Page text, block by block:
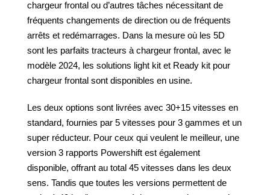
chargeur frontal ou d’autres tâches nécessitant de
fréquents changements de direction ou de fréquents
arrêts et redémarrages. Dans la mesure où les 5D
sont les parfaits tracteurs à chargeur frontal, avec le
modèle 2024, les solutions light kit et Ready kit pour
chargeur frontal sont disponibles en usine.
Les deux options sont livrées avec 30+15 vitesses en
standard, fournies par 5 vitesses pour 3 gammes et un
super réducteur. Pour ceux qui veulent le meilleur, une
version 3 rapports Powershift est également
disponible, offrant au total 45 vitesses dans les deux
sens. Tandis que toutes les versions permettent de